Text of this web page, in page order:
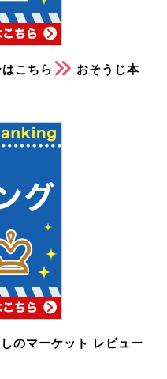
こちら
おそうじ本
しのマーケット レビュー